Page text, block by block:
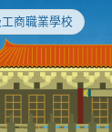
商職業學校